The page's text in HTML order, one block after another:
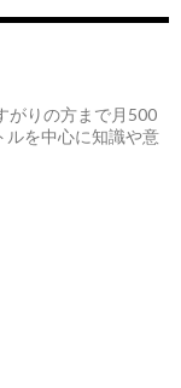
がりの方まで月500
ルを中心に知識や意